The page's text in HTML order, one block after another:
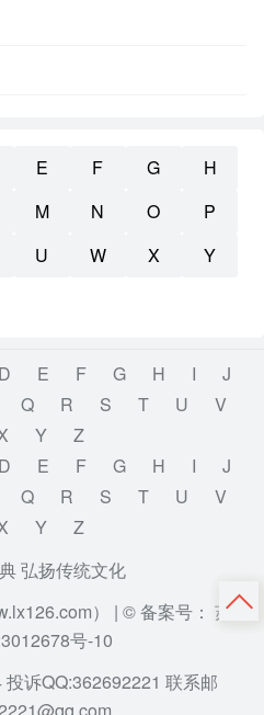
E F G
H
M N O
P
U W X
Y
D E F G H I
J
Q R S T U
V
Y
Z
D E F G H I
J
Q R S T U
V
Y
Z
弘扬传统文化
） | © 备案号： 苏
号-10
诉QQ:362692221 联系邮